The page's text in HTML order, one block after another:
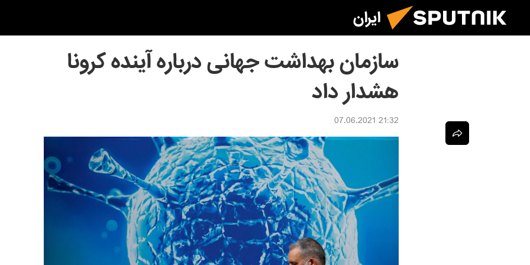
ایران
سازمان بهداشت جهانی درباره آینده کرونا
هشدار داد
21:32 07.06.2021